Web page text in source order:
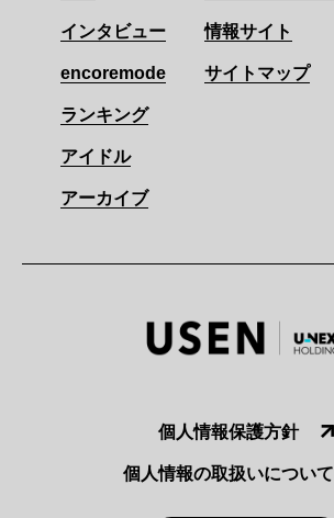
インタビュー
encoremode
ランキング
アイドル
アーカイブ
情報サイト
サイトマップ
個人情報保護方針
個人情報の取扱いについて